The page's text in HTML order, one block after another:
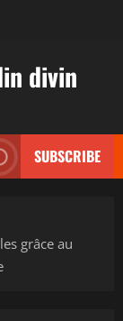
divin
SUBSCRIBE
grâce au